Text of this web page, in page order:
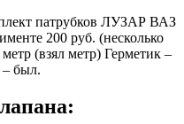
патрубков ЛУЗАР ВАЗ
200 руб. (несколько
(взял метр) Герметик –
– был.